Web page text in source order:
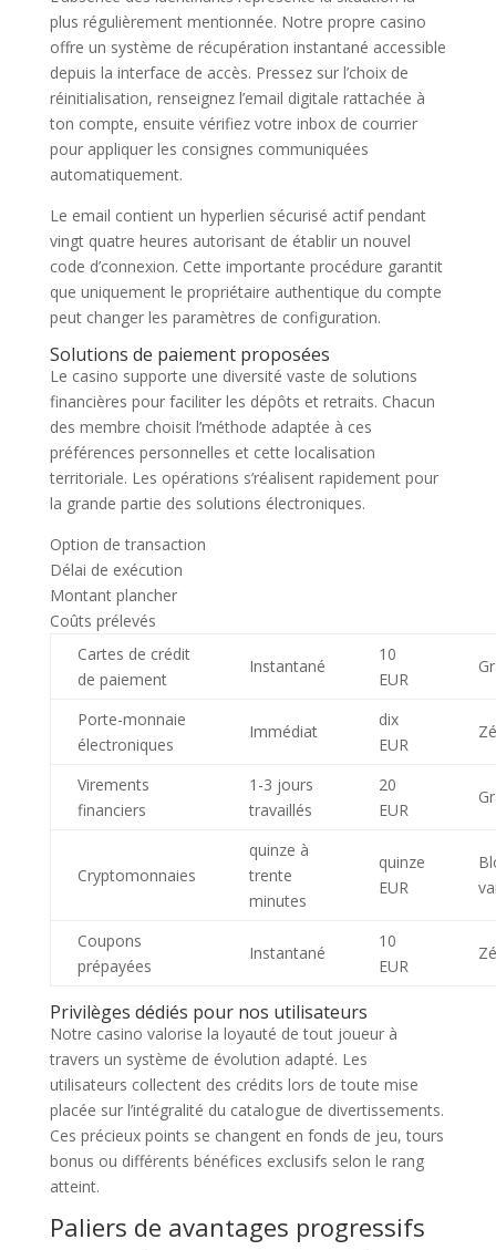
plus régulièrement mentionnée. Notre propre casino
offre un système de récupération instantané accessible
depuis la interface de accès. Pressez sur l’choix de
réinitialisation, renseignez l’email digitale rattachée à
ton compte, ensuite vérifiez votre inbox de courrier
pour appliquer les consignes communiquées
automatiquement.
Le email contient un hyperlien sécurisé actif pendant
vingt quatre heures autorisant de établir un nouvel
code d’connexion. Cette importante procédure garantit
que uniquement le propriétaire authentique du compte
peut changer les paramètres de configuration.
Solutions de paiement proposées
Le casino supporte une diversité vaste de solutions
financières pour faciliter les dépôts et retraits. Chacun
des membre choisit l’méthode adaptée à ces
préférences personnelles et cette localisation
territoriale. Les opérations s’réalisent rapidement pour
la grande partie des solutions électroniques.
Option de transaction
Délai de exécution
Montant plancher
Coûts prélevés
Cartes de crédit
de paiement
Instantané
10
EUR
Porte-monnaie
électroniques
Immédiat
dix
EUR
Virements
financiers
1-3 jours
travaillés
20
EUR
Cryptomonnaies
quinze à
trente
minutes
quinze
EUR
Coupons
prépayées
Instantané
10
EUR
Privilèges dédiés pour nos utilisateurs
Notre casino valorise la loyauté de tout joueur à
travers un système de évolution adapté. Les
utilisateurs collectent des crédits lors de toute mise
placée sur l’intégralité du catalogue de divertissements.
Ces précieux points se changent en fonds de jeu, tours
bonus ou différents bénéfices exclusifs selon le rang
atteint.
Paliers de avantages progressifs